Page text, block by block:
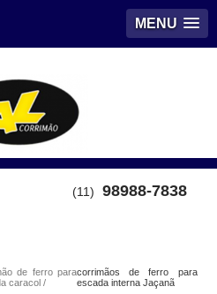
MENU
(11) 98988-7838
de ferro para
caracol
corrimãos de ferro para
escada interna Jaçanã